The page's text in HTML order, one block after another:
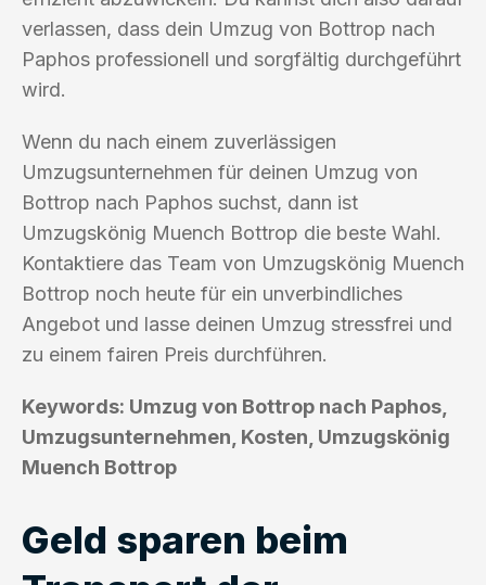
verlassen, dass dein Umzug von Bottrop nach
Paphos professionell und sorgfältig durchgeführt
wird.
Wenn du nach einem zuverlässigen
Umzugsunternehmen für deinen Umzug von
Bottrop nach Paphos suchst, dann ist
Umzugskönig Muench Bottrop die beste Wahl.
Kontaktiere das Team von Umzugskönig Muench
Bottrop noch heute für ein unverbindliches
Angebot und lasse deinen Umzug stressfrei und
zu einem fairen Preis durchführen.
Keywords: Umzug von Bottrop nach Paphos,
Umzugsunternehmen, Kosten, Umzugskönig
Muench Bottrop
Geld sparen beim